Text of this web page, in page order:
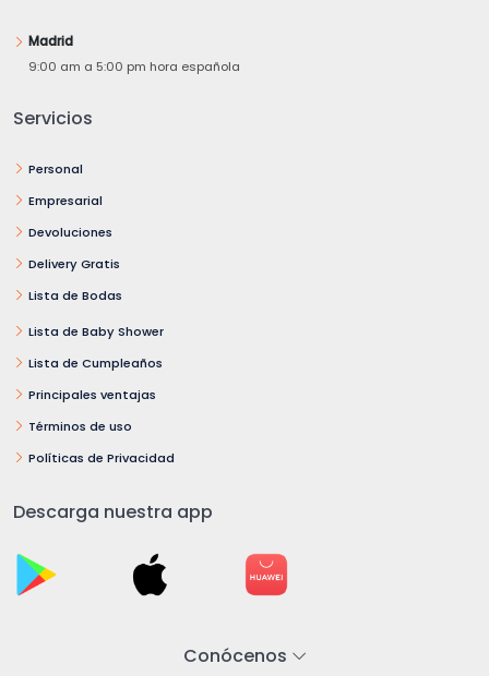
Madrid
9:00 am a 5:00 pm hora española
Servicios
Personal
Empresarial
Devoluciones
Delivery Gratis
Lista de Bodas
Lista de Baby Shower
Lista de Cumpleaños
Principales ventajas
Términos de uso
Políticas de Privacidad
Descarga nuestra app
Conócenos